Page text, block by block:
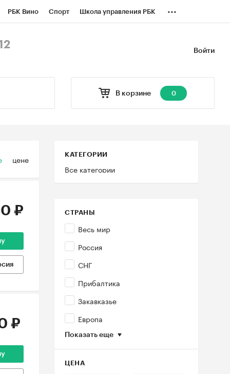
РБК Вино Спорт Школа управления РБК ...
Войти
В корзине 0
цене КАТЕГОРИИ
Все категории
СТРАНЫ
Весь мир
Россия
СНГ
Прибалтика
Закавказье
Европа
Показать еще
ЦЕНА
₽
₽